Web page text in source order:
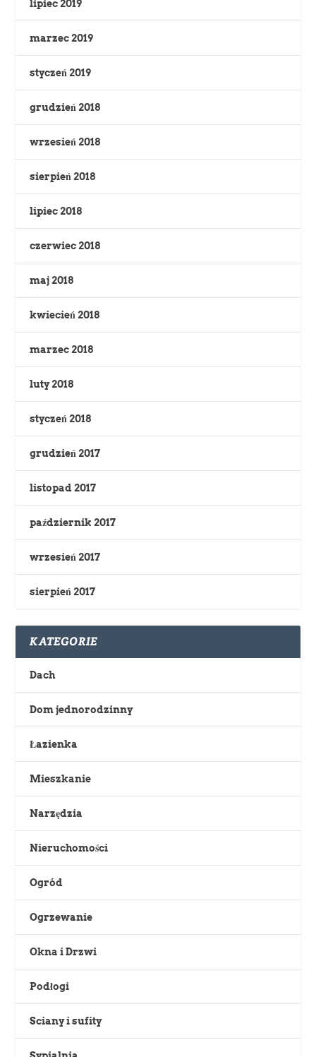
lipiec 2019
marzec 2019
styczeń 2019
grudzień 2018
wrzesień 2018
sierpień 2018
lipiec 2018
czerwiec 2018
maj 2018
kwiecień 2018
marzec 2018
luty 2018
styczeń 2018
grudzień 2017
listopad 2017
październik 2017
wrzesień 2017
sierpień 2017
KATEGORIE
Dach
Dom jednorodzinny
Łazienka
Mieszkanie
Narzędzia
Nieruchomości
Ogród
Ogrzewanie
Okna i Drzwi
Podłogi
Sciany i sufity